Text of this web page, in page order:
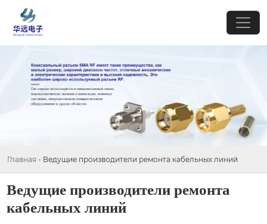
Главная - Ведущие производители ремонта кабельных линий
Ведущие производители ремонта
кабельных линий